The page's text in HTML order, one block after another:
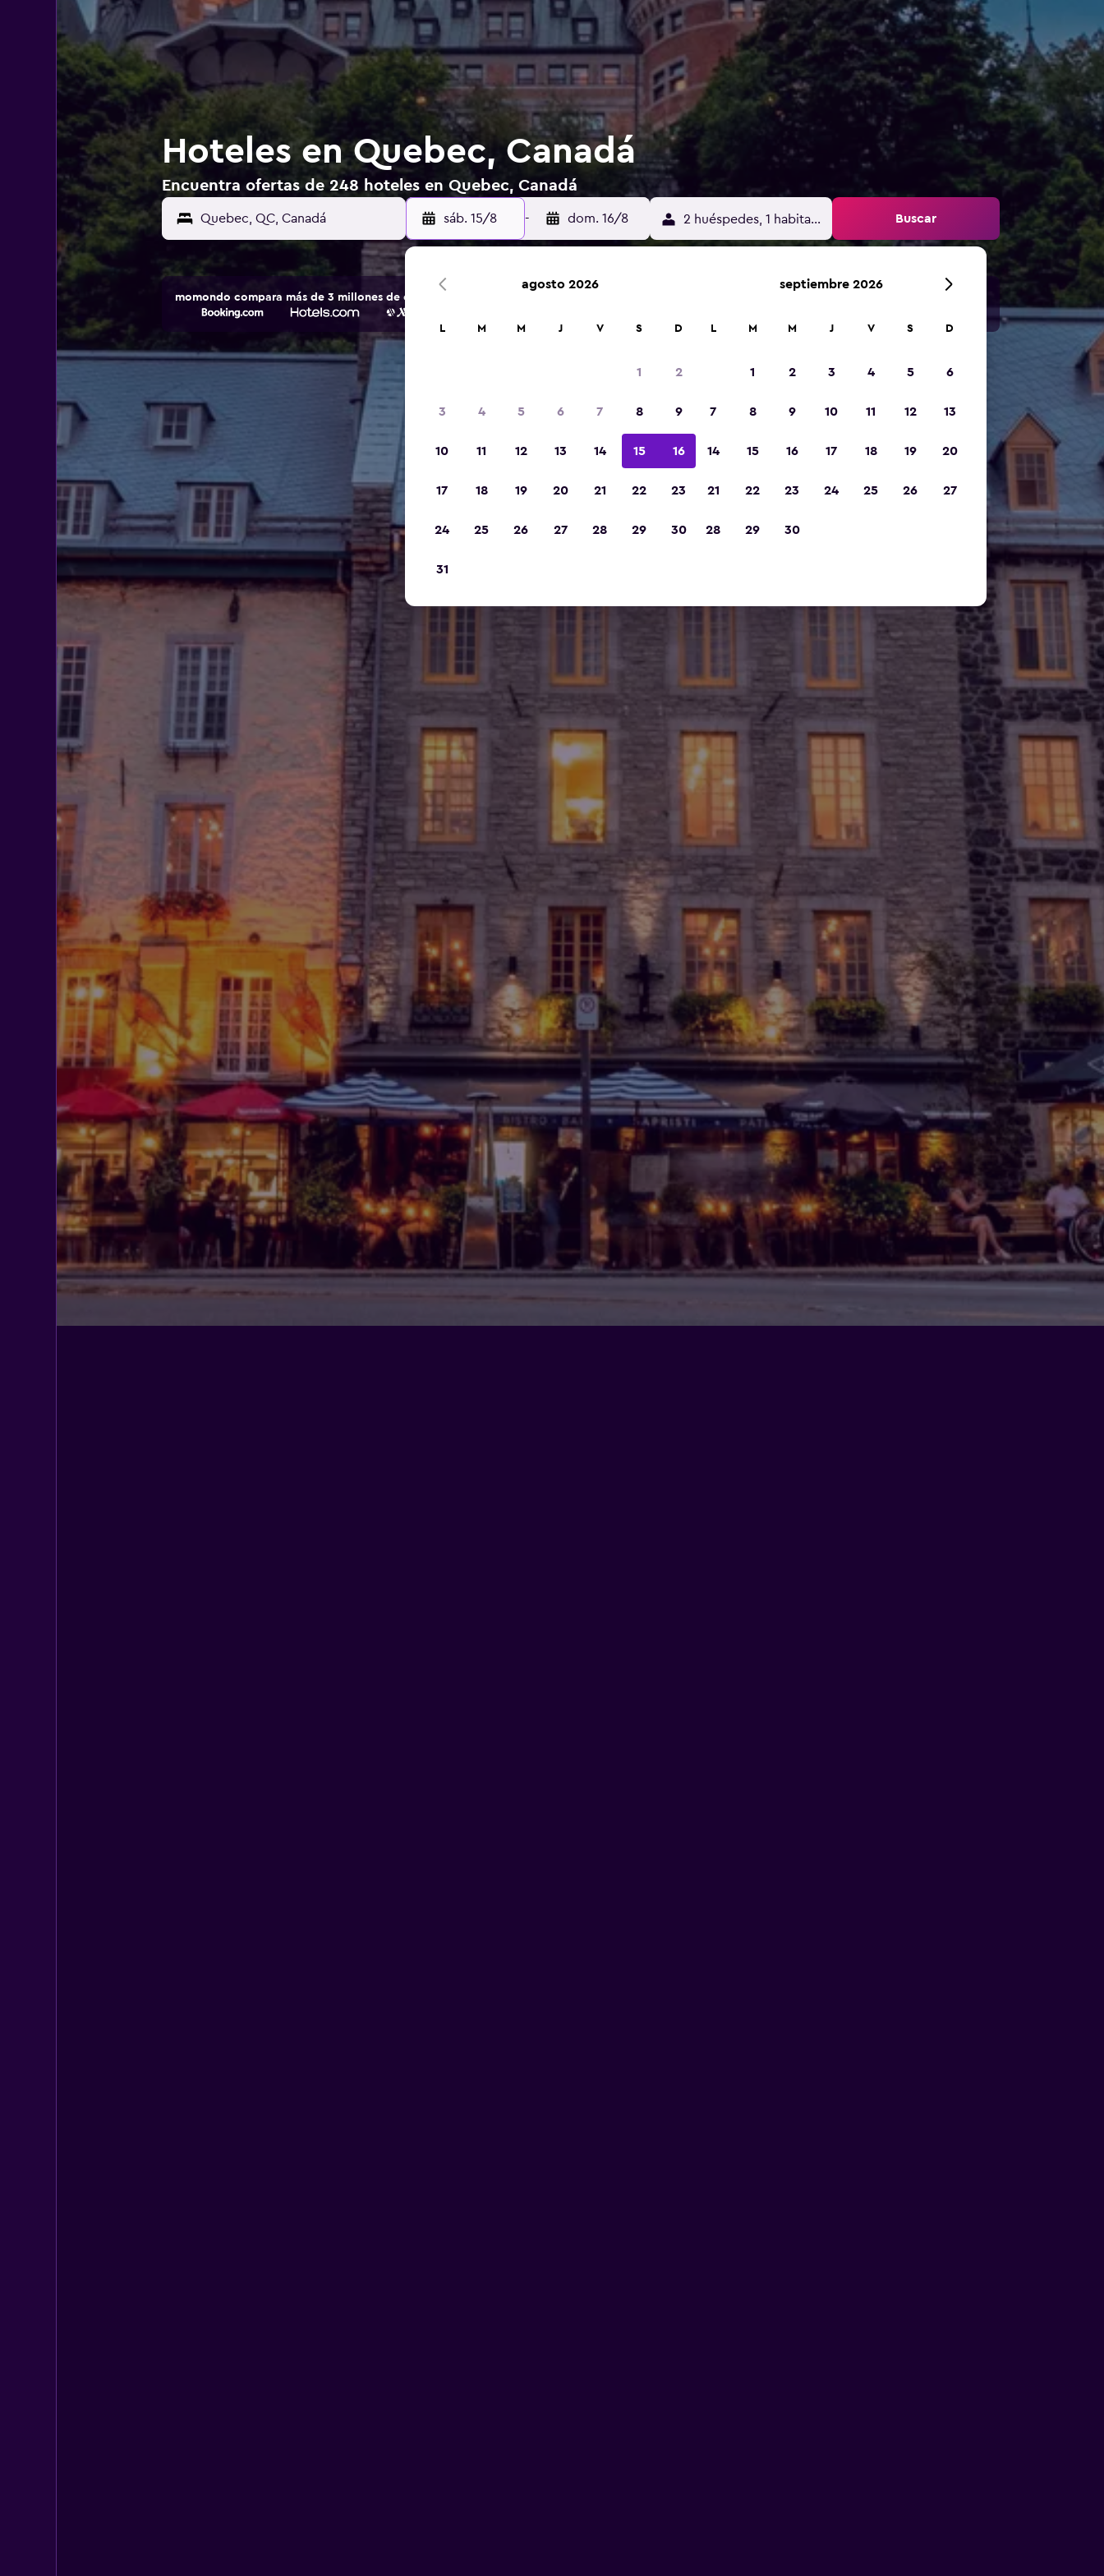
Hoteles en Quebec, Canadá
Encuentra ofertas de 248 hoteles en Quebec, Canadá
sáb. 15/8 - dom. 16/8 2 huéspedes, 1 habitación Buscar
momondo compara más de 3 millones de opciones de hoteles y alojamientos.
agosto 2026
L M M J V S D
1 2
3 4 5 6 7 8 9
10 11 12 13 14 15 16
17 18 19 20 21 22 23
24 25 26 27 28 29 30
31
septiembre 2026
L M M J V S D
1 2 3 4 5 6
7 8 9 10 11 12 13
14 15 16 17 18 19 20
21 22 23 24 25 26 27
28 29 30